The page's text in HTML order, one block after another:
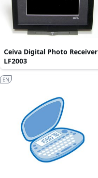
Ceiva Digital Photo Receiver
LF2003
EN